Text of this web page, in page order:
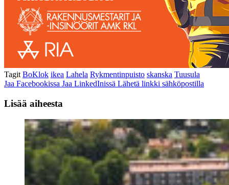
Tagit BoKlok ikea Lahela Rykmentinpuisto skanska Tuusula
Jaa Facebookissa Jaa LinkedInissä Lähetä linkki sähköpostilla
Lisää aiheesta